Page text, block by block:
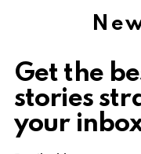
Get the
stories
your